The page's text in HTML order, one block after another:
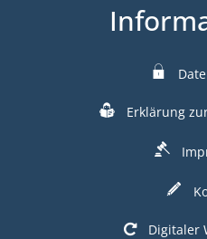
Erklärung
Digitaler